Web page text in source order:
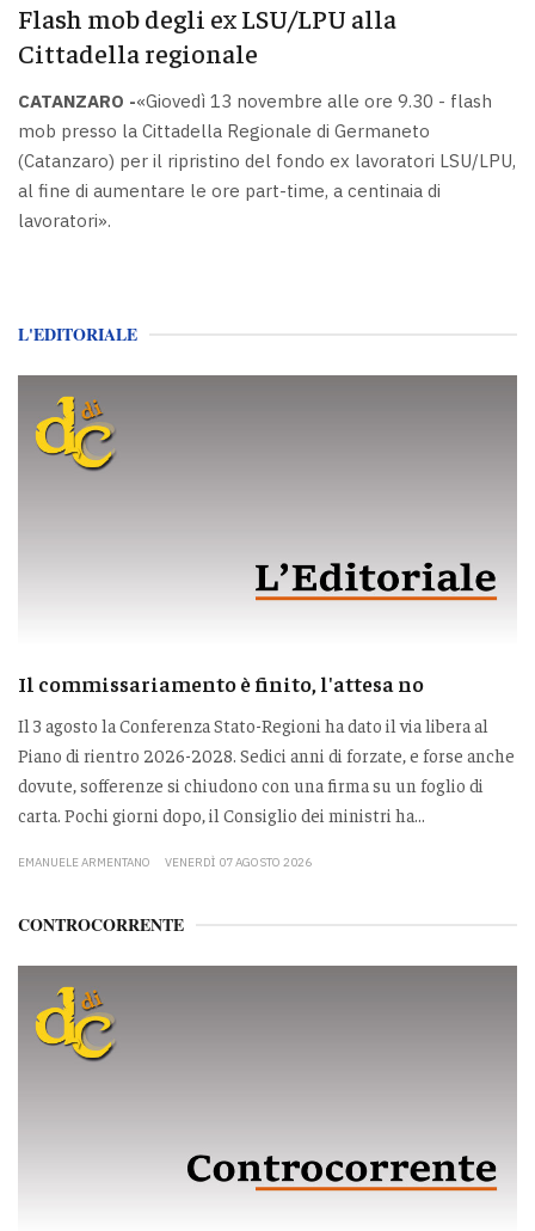
Flash mob degli ex LSU/LPU alla
Cittadella regionale
CATANZARO -«Giovedì 13 novembre alle ore 9.30 - flash
mob presso la Cittadella Regionale di Germaneto
(Catanzaro) per il ripristino del fondo ex lavoratori LSU/LPU,
al fine di aumentare le ore part-time, a centinaia di
lavoratori».
L'EDITORIALE
Il commissariamento è finito, l'attesa no
Il 3 agosto la Conferenza Stato-Regioni ha dato il via libera al
Piano di rientro 2026-2028. Sedici anni di forzate, e forse anche
dovute, sofferenze si chiudono con una firma su un foglio di
carta. Pochi giorni dopo, il Consiglio dei ministri ha...
EMANUELE ARMENTANO VENERDÌ 07 AGOSTO 2026
CONTROCORRENTE